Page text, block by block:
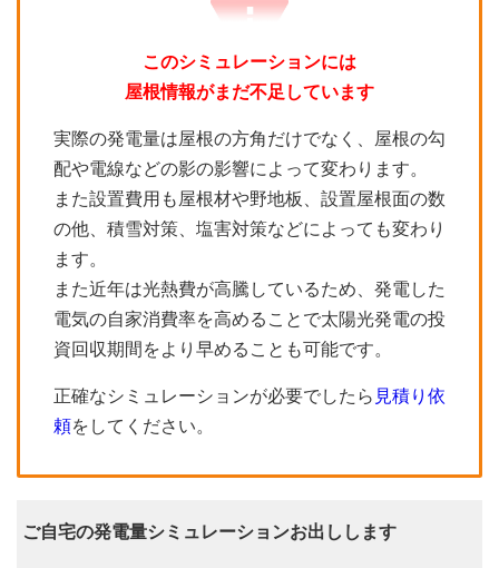
このシミュレーションには
屋根情報がまだ不足しています
実際の発電量は屋根の方角だけでなく、屋根の勾
配や電線などの影の影響によって変わります。
また設置費用も屋根材や野地板、設置屋根面の数
の他、積雪対策、塩害対策などによっても変わり
ます。
また近年は光熱費が高騰しているため、発電した
電気の自家消費率を高めることで太陽光発電の投
資回収期間をより早めることも可能です。
正確なシミュレーションが必要でしたら 見積り依
頼をしてください。
ご自宅の発電量シミュレーションお出しします